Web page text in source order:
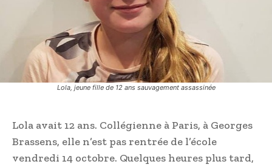
Lola, jeune fille de 12 ans sauvagement assassinée
Lola avait 12 ans. Collégienne à Paris, à Georges
Brassens, elle n’est pas rentrée de l’école
vendredi 14 octobre. Quelques heures plus tard,